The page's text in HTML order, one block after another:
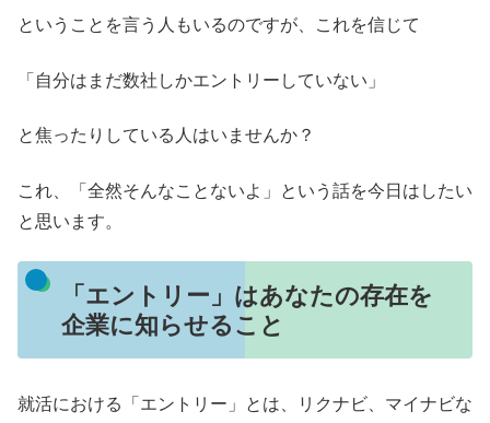
ということを言う人もいるのですが、これを信じて
「自分はまだ数社しかエントリーしていない」
と焦ったりしている人はいませんか？
これ、「全然そんなことないよ」という話を今日はしたい
と思います。
「エントリー」はあなたの存在を
企業に知らせること
就活における「エントリー」とは、リクナビ、マイナビな